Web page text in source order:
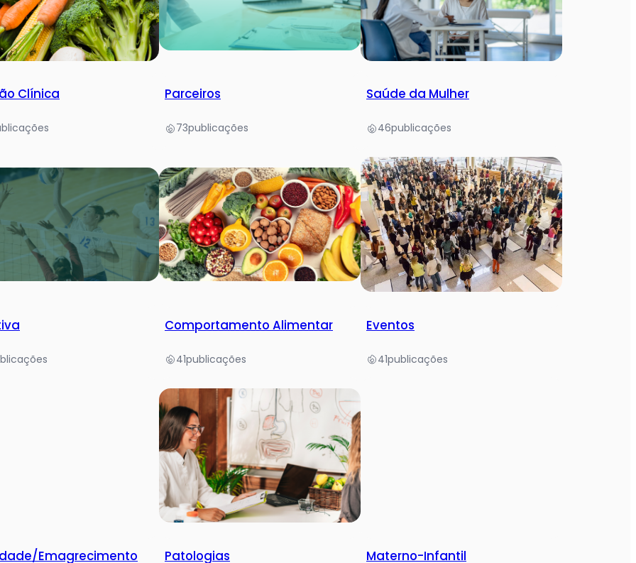
Clínica Parceiros
73publicações
Saúde da Mulher
46publicações
Comportamento Alimentar
41publicações
Eventos
41publicações
Emagrecimento Patologias Materno-Infantil